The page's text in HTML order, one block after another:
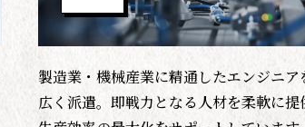
製造業・機械産業に精通したエンジニ
広く派遣。即戦力となる人材を柔軟に